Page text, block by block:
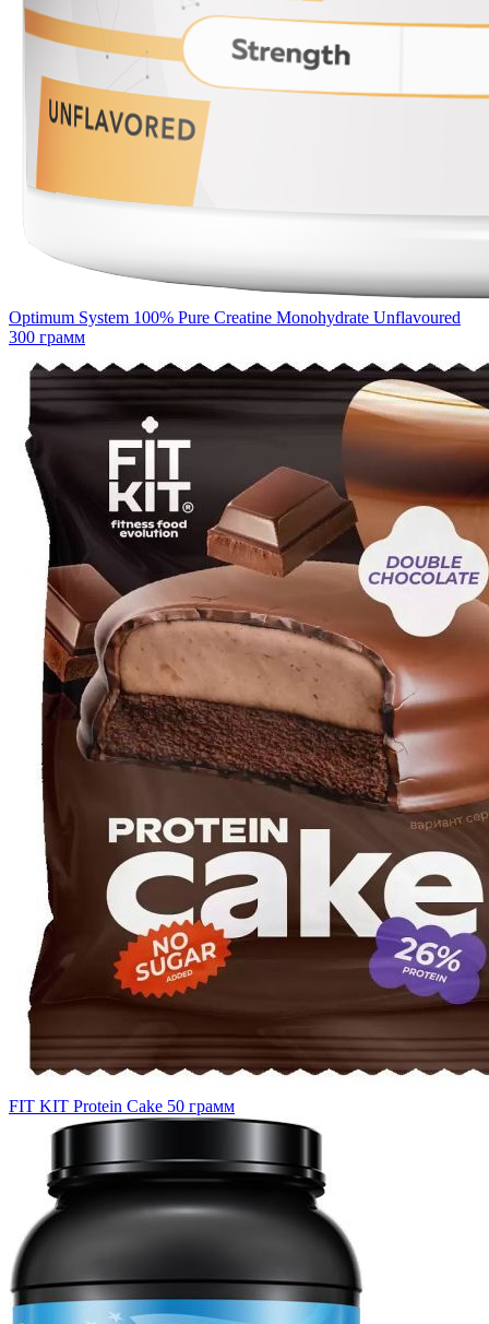
Optimum System 100% Pure Creatine Monohydrate Unflavoured
300 грамм
FIT KIT Protein Cake 50 грамм